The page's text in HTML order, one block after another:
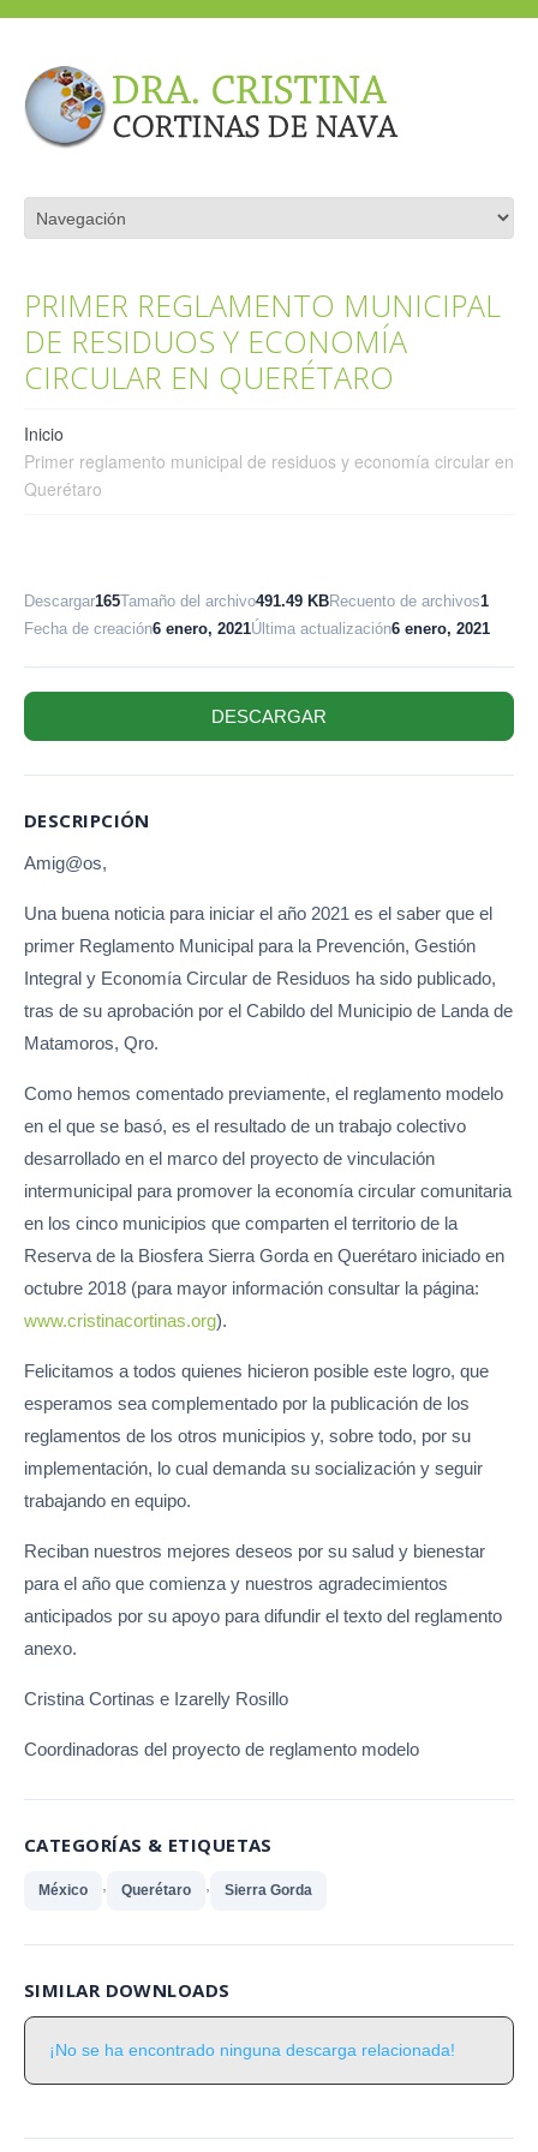
PRIMER REGLAMENTO MUNICIPAL
DE RESIDUOS Y ECONOMÍA
CIRCULAR EN QUERÉTARO
Inicio
Primer reglamento municipal de residuos y economía circular en
Querétaro
Descargar165Tamaño del archivo491.49 KBRecuento de archivos1
Fecha de creación6 enero, 2021Última actualización6 enero, 2021
DESCARGAR
DESCRIPCIÓN
Amig@os,
Una buena noticia para iniciar el año 2021 es el saber que el
primer Reglamento Municipal para la Prevención, Gestión
Integral y Economía Circular de Residuos ha sido publicado,
tras de su aprobación por el Cabildo del Municipio de Landa de
Matamoros, Qro.
Como hemos comentado previamente, el reglamento modelo
en el que se basó, es el resultado de un trabajo colectivo
desarrollado en el marco del proyecto de vinculación
intermunicipal para promover la economía circular comunitaria
en los cinco municipios que comparten el territorio de la
Reserva de la Biosfera Sierra Gorda en Querétaro iniciado en
octubre 2018 (para mayor información consultar la página:
www.cristinacortinas.org).
Felicitamos a todos quienes hicieron posible este logro, que
esperamos sea complementado por la publicación de los
reglamentos de los otros municipios y, sobre todo, por su
implementación, lo cual demanda su socialización y seguir
trabajando en equipo.
Reciban nuestros mejores deseos por su salud y bienestar
para el año que comienza y nuestros agradecimientos
anticipados por su apoyo para difundir el texto del reglamento
anexo.
Cristina Cortinas e Izarelly Rosillo
Coordinadoras del proyecto de reglamento modelo
CATEGORÍAS & ETIQUETAS
México Querétaro Sierra Gorda
SIMILAR DOWNLOADS
¡No se ha encontrado ninguna descarga relacionada!